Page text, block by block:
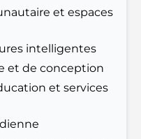
: Guide complet
ville de Dubaï : un
de la ville
de Dubai Hills : le
et espaces
intelligentes
et de conception
et services